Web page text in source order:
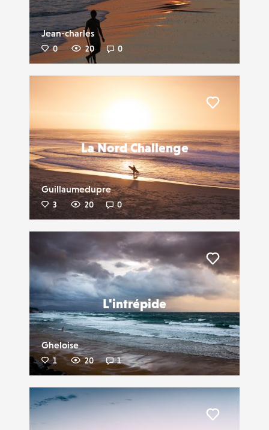
Jean-charles
0 20 0
La Nord Challenge
Guillaumedupre
3 20 0
L'intrépide
Gheloise
1 20 1